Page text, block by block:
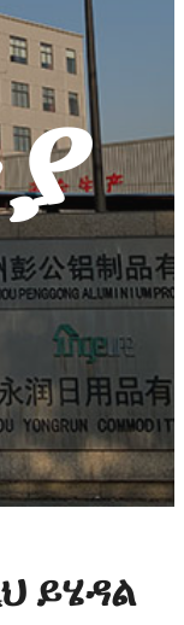
ይሄዳል